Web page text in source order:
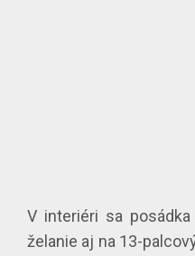
V interiéri sa
želanie aj na 13-